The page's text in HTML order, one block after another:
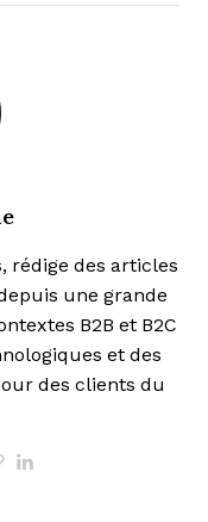
rédige des articles
une grande
B2B et B2C
et des
des clients du
Opens new